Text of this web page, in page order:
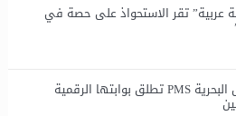
عربية” تقر الاستحواذ على حصة في
خدمات البترول البحرية PMS تطلق بوابتها الرقمية